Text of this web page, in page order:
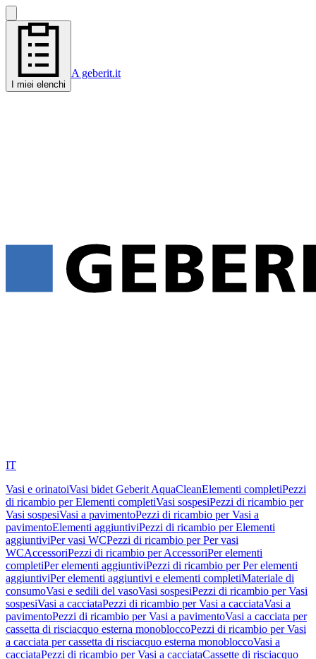
I miei elenchi
A geberit.it
IT
Vasi e orinatoiVasi bidet Geberit AquaCleanElementi completiPezzi
di ricambio per Elementi completiVasi sospesiPezzi di ricambio per
Vasi sospesiVasi a pavimentoPezzi di ricambio per Vasi a
pavimentoElementi aggiuntiviPezzi di ricambio per Elementi
aggiuntiviPer vasi WCPezzi di ricambio per Per vasi
WCAccessoriPezzi di ricambio per AccessoriPer elementi
completiPer elementi aggiuntiviPezzi di ricambio per Per elementi
aggiuntiviPer elementi aggiuntivi e elementi completiMateriale di
consumoVasi e sedili del vasoVasi sospesiPezzi di ricambio per Vasi
sospesiVasi a cacciataPezzi di ricambio per Vasi a cacciataVasi a
pavimentoPezzi di ricambio per Vasi a pavimentoVasi a cacciata per
cassetta di risciacquo esterna monobloccoPezzi di ricambio per Vasi
a cacciata per cassetta di risciacquo esterna monobloccoVasi a
cacciataPezzi di ricambio per Vasi a cacciataCassette di risciacquo